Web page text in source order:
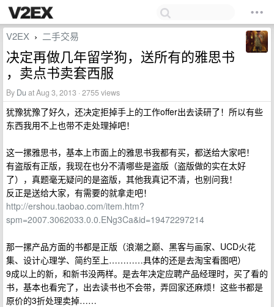
V2EX › 二手交易
决定再做几年留学狗，送所有的雅思书
，卖点书卖套西服
By Du at Aug 3, 2013 · 2755 views
犹豫犹豫了好久，还决定拒掉手上的工作offer出去读研了！所以有些
东西我用不上也带不走处理掉吧！
这一摞雅思书，基本上市面上的雅思书我都有买，都送给大家吧！
有盗版有正版，我现在也分不清哪些是盗版（盗版做的实在太好
了），真题毫无疑问的是盗版，其他我真记不清，也别问我！
反正是送给大家，有需要的就拿走吧！
http://ershou.taobao.com/item.htm?
spm=2007.3062033.0.0.ENg3Ca&id=19472297214
那一摞产品方面的书都是正版（浪潮之巅、黑客与画家、UCD火花
集、设计心理学、简约至上…………具体的还是去淘宝看图吧）
9成以上的新，和新书没两样。是去年决定应聘产品经理时，买了看的
书，基本也看完了，出去读书也不会带，弄回家还麻烦！这些书都是
原价的3折处理卖掉……